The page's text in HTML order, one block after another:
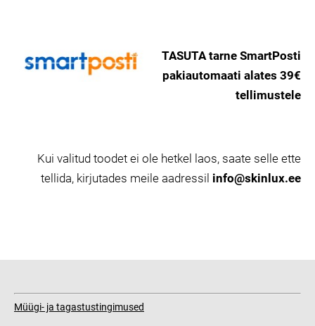
TASUTA tarne SmartPosti
pakiautomaati alates 39€
tellimustele
Kui valitud toodet ei ole hetkel laos, saate selle ette
tellida, kirjutades meile aadressil info@skinlux.ee
Müügi- ja tagastustingimused